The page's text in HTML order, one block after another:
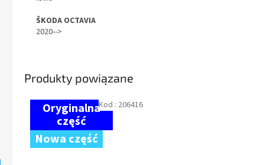
ŠKODA OCTAVIA
2020-->
Produkty powiązane
Nowa część
Kod : 206416